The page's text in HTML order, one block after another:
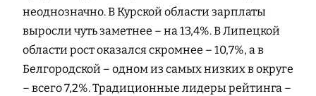
неоднозначно. В Курской области зарплаты
выросли чуть заметнее – на 13,4%. В Липецкой
области рост оказался скромнее – 10,7%, а в
Белгородской – одном из самых низких в округе
– всего 7,2%. Традиционные лидеры рейтинга –